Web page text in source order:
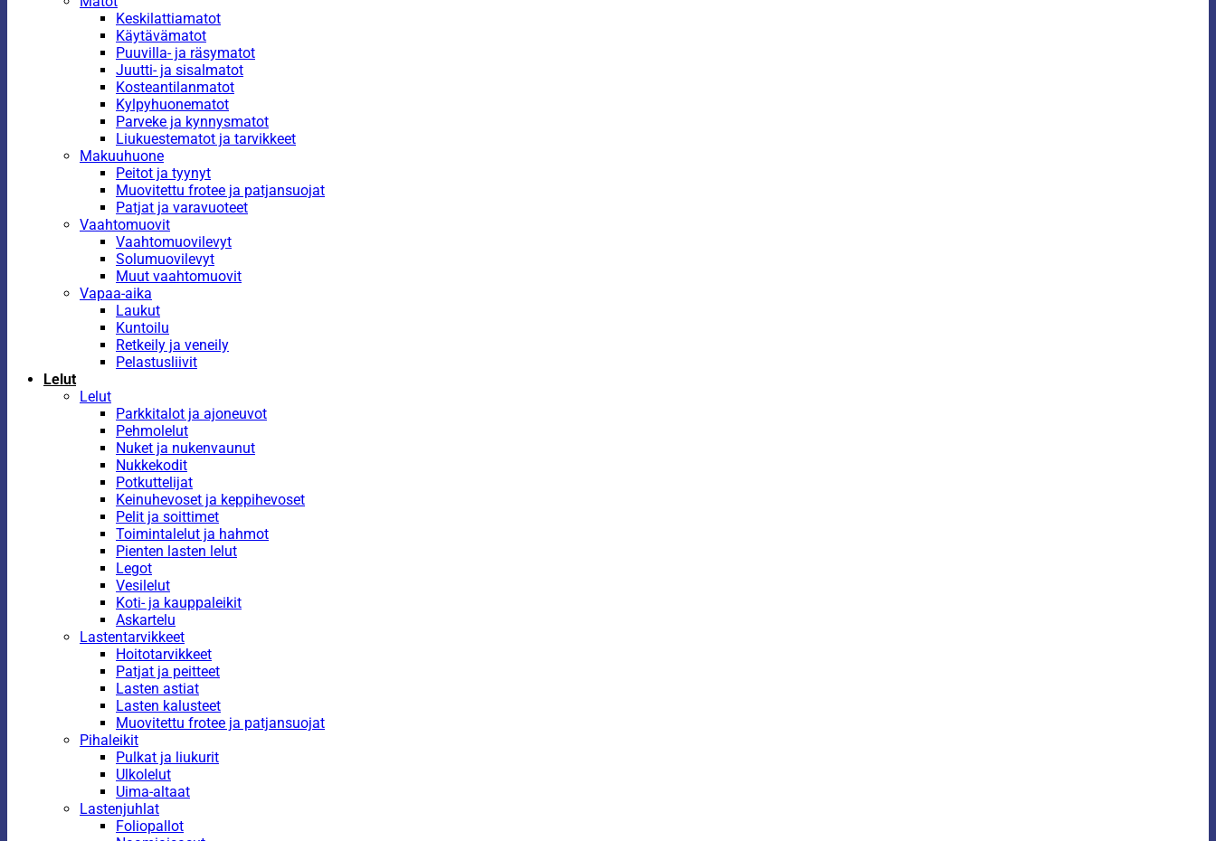
Keskilattiamatot
Käytävämatot
Puuvilla- ja räsymatot
Juutti- ja sisalmatot
Kosteantilanmatot
Kylpyhuonematot
Parveke ja kynnysmatot
Liukuestematot ja tarvikkeet
Makuuhuone
Peitot ja tyynyt
Muovitettu frotee ja patjansuojat
Patjat ja varavuoteet
Vaahtomuovit
Vaahtomuovilevyt
Solumuovilevyt
Muut vaahtomuovit
Vapaa-aika
Laukut
Kuntoilu
Retkeily ja veneily
Pelastusliivit
Lelut
Lelut
Parkkitalot ja ajoneuvot
Pehmolelut
Nuket ja nukenvaunut
Nukkekodit
Potkuttelijat
Keinuhevoset ja keppihevoset
Pelit ja soittimet
Toimintalelut ja hahmot
Pienten lasten lelut
Legot
Vesilelut
Koti- ja kauppaleikit
Askartelu
Lastentarvikkeet
Hoitotarvikkeet
Patjat ja peitteet
Lasten astiat
Lasten kalusteet
Muovitettu frotee ja patjansuojat
Pihaleikit
Pulkat ja liukurit
Ulkolelut
Uima-altaat
Lastenjuhlat
Foliopallot